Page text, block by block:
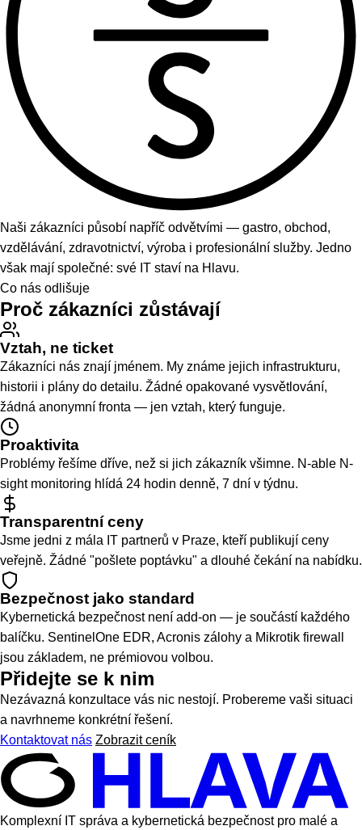
Naši zákazníci působí napříč odvětvími — gastro, obchod,
vzdělávání, zdravotnictví, výroba i profesionální služby. Jedno
však mají společné: své IT staví na Hlavu.
Co nás odlišuje
Proč zákazníci zůstávají
Vztah, ne ticket
Zákazníci nás znají jménem. My známe jejich infrastrukturu,
historii i plány do detailu. Žádné opakované vysvětlování,
žádná anonymní fronta — jen vztah, který funguje.
Proaktivita
Problémy řešíme dříve, než si jich zákazník všimne. N-able N-
sight monitoring hlídá 24 hodin denně, 7 dní v týdnu.
Transparentní ceny
Jsme jedni z mála IT partnerů v Praze, kteří publikují ceny
veřejně. Žádné "pošlete poptávku" a dlouhé čekání na nabídku.
Bezpečnost jako standard
Kybernetická bezpečnost není add-on — je součástí každého